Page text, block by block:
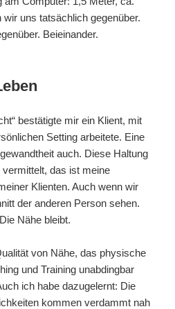
uns tatsächlich gegenüber.
Beieinander.
bestätigte mir ein Klient, mit
Setting arbeitete. Eine
auch. Diese Haltung
das ist meine
Klienten. Auch wenn wir
der anderen Person sehen.
Nähe bleibt.
von Nähe, das physische
und Training unabdingbar
ich habe dazugelernt: Die
kommen verdammt nah